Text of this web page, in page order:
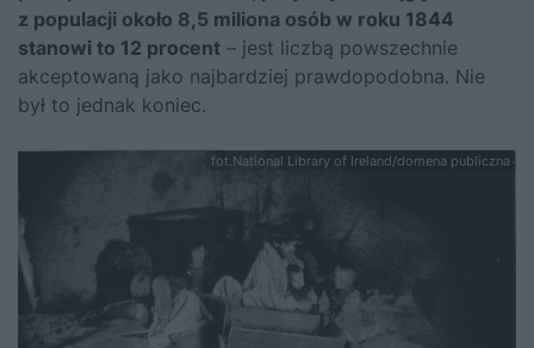
z populacji około 8,5 miliona osób w roku 1844
stanowi to 12 procent – jest liczbą powszechnie
akceptowaną jako najbardziej prawdopodobna. Nie
był to jednak koniec.
fot.National Library of Ireland/domena publiczna